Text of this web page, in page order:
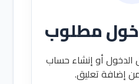
مطلوب
أو إنشاء حساب
إضافة تعليق.